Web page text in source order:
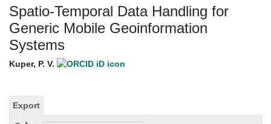
Spatio-Temporal Data Handling for
Generic Mobile Geoinformation
Systems
Kuper, P. V.
Export